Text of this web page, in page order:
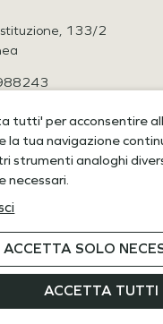
133/2
STILE A
2022 Wow Solution
tutti' per acconsentire
la tua navigazione
strumenti analoghi
ACCETTA SOLO
ACCETTA TUTTI